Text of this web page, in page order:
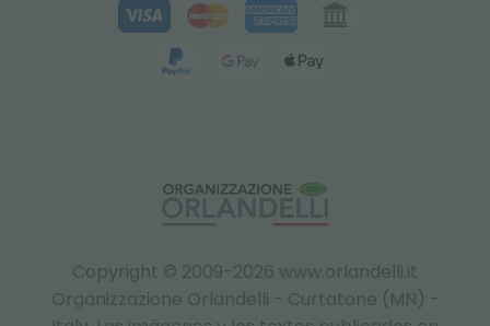
Copyright © 2009-2026 www.orlandelli.it
Organizzazione Orlandelli - Curtatone (MN) -